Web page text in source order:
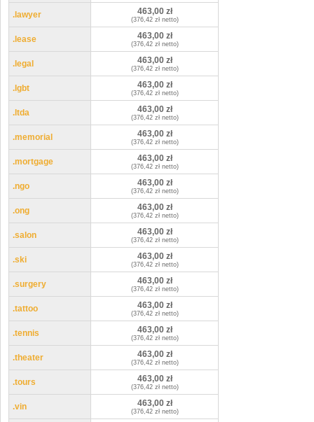
.lawyer 463,00 zł
(376,42 zł netto)
.lease 463,00 zł
(376,42 zł netto)
.legal 463,00 zł
(376,42 zł netto)
.lgbt 463,00 zł
(376,42 zł netto)
.ltda 463,00 zł
(376,42 zł netto)
.memorial 463,00 zł
(376,42 zł netto)
.mortgage 463,00 zł
(376,42 zł netto)
.ngo 463,00 zł
(376,42 zł netto)
.ong 463,00 zł
(376,42 zł netto)
.salon 463,00 zł
(376,42 zł netto)
.ski 463,00 zł
(376,42 zł netto)
.surgery 463,00 zł
(376,42 zł netto)
.tattoo 463,00 zł
(376,42 zł netto)
.tennis 463,00 zł
(376,42 zł netto)
.theater 463,00 zł
(376,42 zł netto)
.tours 463,00 zł
(376,42 zł netto)
.vin 463,00 zł
(376,42 zł netto)